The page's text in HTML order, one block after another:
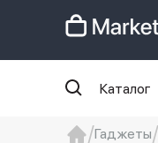
Каталог
Гаджеты